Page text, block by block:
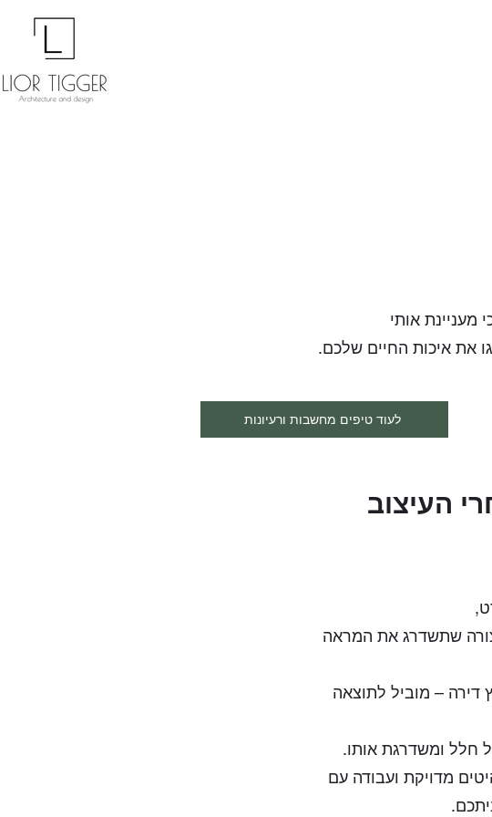
אותי
את איכות החיים שלכם.
לעוד טיפים מחשבות ורעיונות
העיצוב
שתשדרג את המראה
דירה – מוביל לתוצאה
חלל ומשדרגת אותו.
מדויקת ועבודה עם